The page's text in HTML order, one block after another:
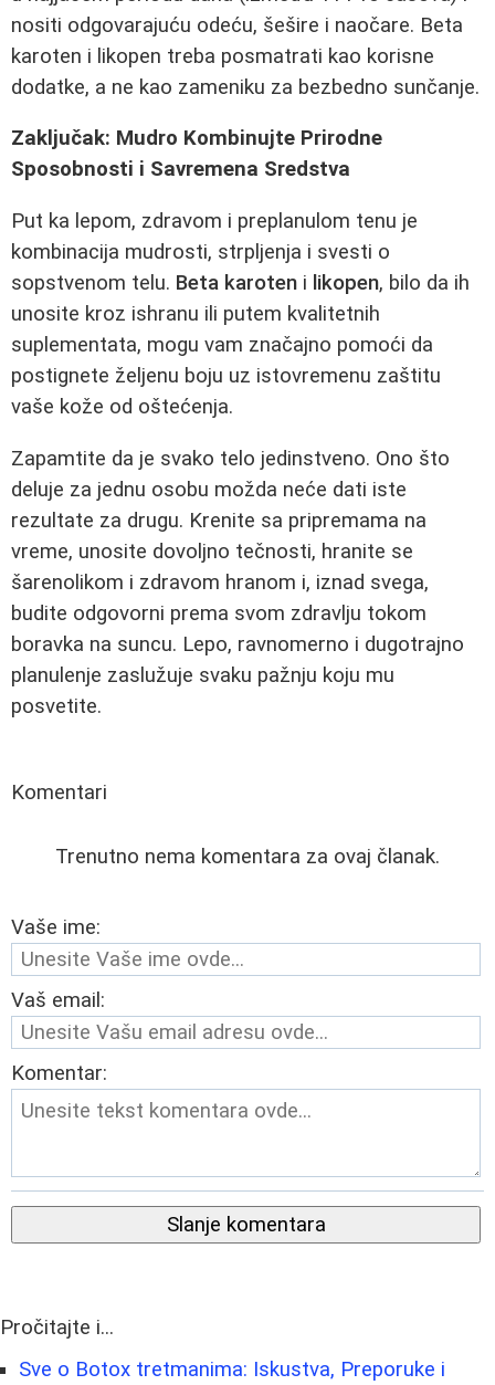
nositi odgovarajuću odeću, šešire i naočare. Beta
karoten i likopen treba posmatrati kao korisne
dodatke, a ne kao zameniku za bezbedno sunčanje.
Zaključak: Mudro Kombinujte Prirodne
Sposobnosti i Savremena Sredstva
Put ka lepom, zdravom i preplanulom tenu je
kombinacija mudrosti, strpljenja i svesti o
sopstvenom telu. Beta karoten i likopen, bilo da ih
unosite kroz ishranu ili putem kvalitetnih
suplementata, mogu vam značajno pomoći da
postignete željenu boju uz istovremenu zaštitu
vaše kože od oštećenja.
Zapamtite da je svako telo jedinstveno. Ono što
deluje za jednu osobu možda neće dati iste
rezultate za drugu. Krenite sa pripremama na
vreme, unosite dovoljno tečnosti, hranite se
šarenolikom i zdravom hranom i, iznad svega,
budite odgovorni prema svom zdravlju tokom
boravka na suncu. Lepo, ravnomerno i dugotrajno
planulenje zaslužuje svaku pažnju koju mu
posvetite.
Komentari
Trenutno nema komentara za ovaj članak.
Vaše ime:
Vaš email:
Komentar:
Slanje komentara
Pročitajte i...
Sve o Botox tretmanima: Iskustva, Preporuke i